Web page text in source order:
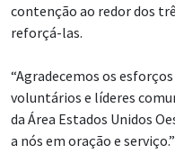
contenção ao redor dos
reforçá-las.
“Agradecemos os
voluntários e líderes
da Área Estados Unidos
a nós em oração e serviço.”